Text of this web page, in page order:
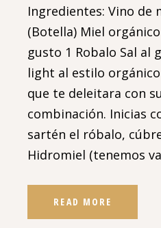
Ingredientes: Vino de
(Botella) Miel
gusto 1 Robalo Sal al
light al estilo
que te deleitara con
combinación. Inicias
sartén el róbalo,
Hidromiel (tenemos
READ MORE